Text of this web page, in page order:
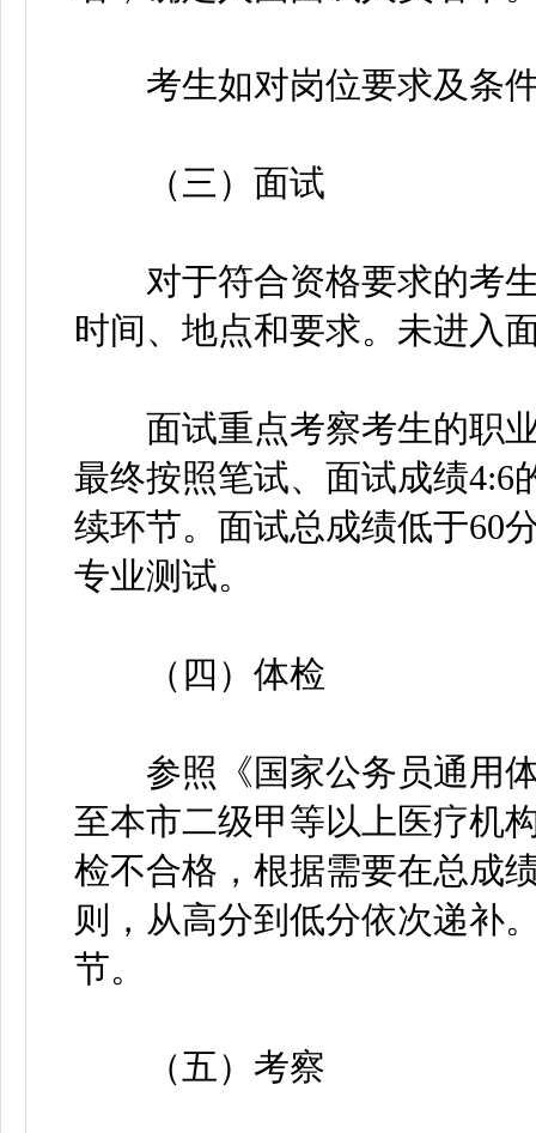
考生如对岗位要求及条件
（三）面试
对于符合资格要求的考生
时间、地点和要求。未进入
面试重点考察考生的职业
最终按照笔试、面试成绩4:6
续环节。面试总成绩低于60
专业测试。
（四）体检
参照《国家公务员通用体
至本市二级甲等以上医疗机
检不合格，根据需要在总成
则，从高分到低分依次递补
节。
（五）考察